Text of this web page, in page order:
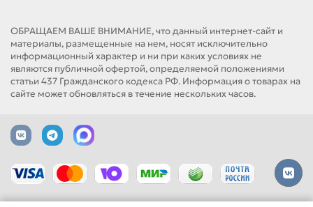
ОБРАЩАЕМ ВАШЕ ВНИМАНИЕ, что данный интернет-сайт и
материалы, размещенные на нем, носят исключительно
информационный характер и ни при каких условиях не
являются публичной офертой, определяемой положениями
статьи 437 Гражданского кодекса РФ. Информация о товарах на
сайте может обновляться в течение нескольких часов.